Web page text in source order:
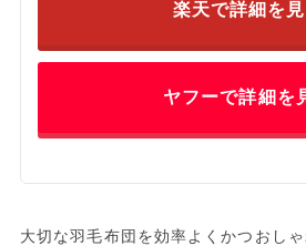
楽天で詳細を
ヤフーで詳細を
大切な羽毛布団を効率よくかつおし